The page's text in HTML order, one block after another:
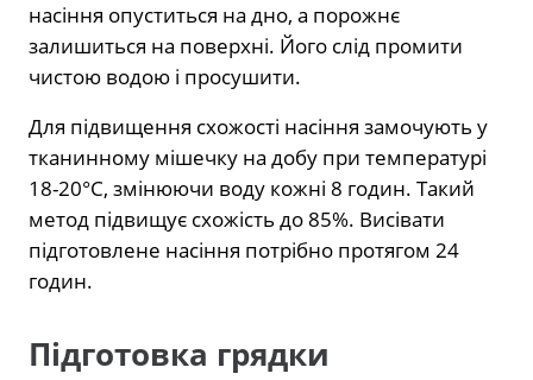
насіння опуститься на дно, а порожнє
залишиться на поверхні. Його слід промити
чистою водою і просушити.
Для підвищення схожості насіння замочують у
тканинному мішечку на добу при температурі
18-20°C, змінюючи воду кожні 8 годин. Такий
метод підвищує схожість до 85%. Висівати
підготовлене насіння потрібно протягом 24
годин.
Підготовка грядки